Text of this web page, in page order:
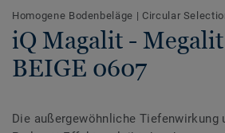
Homogene Bodenbeläge | Circular
iQ Magalit -
BEIGE 0607
Die außergewöhnliche Tiefenwirkung